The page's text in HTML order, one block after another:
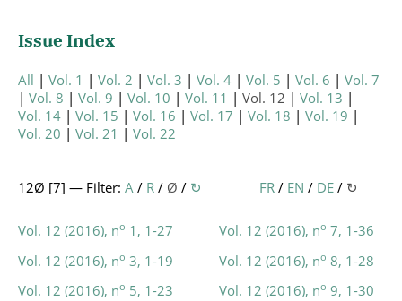
Issue Index
All Vol. 1 Vol. 2 Vol. 3 Vol. 4 Vol. 5 Vol. 6
Vol. 7
Vol. 8
Vol. 9 Vol. 10 Vol. 11 Vol. 12
Vol. 13
Vol. 14
Vol. 15 Vol. 16 Vol. 17 Vol. 18
Vol. 19
Vol. 20
Vol. 21 Vol. 22
12Ø [7] — Filter: A / R / Ø / ↻ FR / EN / DE / ↻
Vol. 12 (2016), no 1, 1-27
Vol. 12 (2016), no 3, 1-19
Vol. 12 (2016), no 5, 1-23
Vol. 12 (2016), no 7, 1-36
Vol. 12 (2016), no 8, 1-28
Vol. 12 (2016), no 9, 1-30